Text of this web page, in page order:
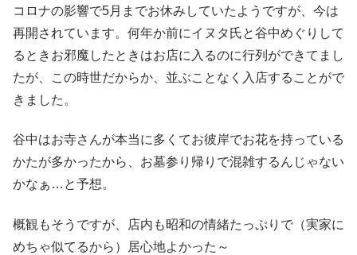
コロナの影響で5月までお休みしていたようですが、今は
再開されています。何年か前にイヌタ氏と谷中めぐりして
るときお邪魔したときはお店に入るのに行列ができてまし
たが、この時世だからか、並ぶことなく入店することがで
きました。
谷中はお寺さんが本当に多くてお彼岸でお花を持っている
かたが多かったから、お墓参り帰りで混雑するんじゃない
かなぁ…と予想。
概観もそうですが、店内も昭和の情緒たっぷりで（実家に
めちゃ似てるから）居心地よかった～